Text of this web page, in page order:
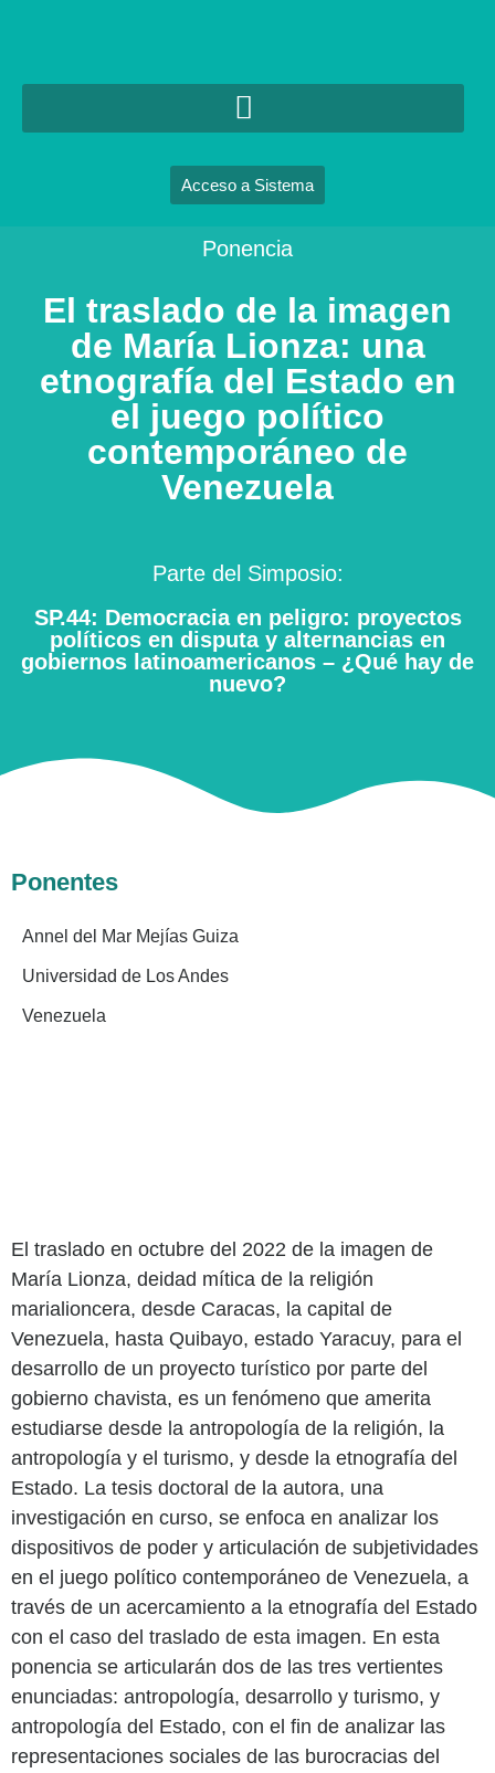
Acceso a Sistema
Ponencia
El traslado de la imagen
de María Lionza: una
etnografía del Estado en
el juego político
contemporáneo de
Venezuela
Parte del Simposio:
SP.44: Democracia en peligro: proyectos
políticos en disputa y alternancias en
gobiernos latinoamericanos – ¿Qué hay de
nuevo?
Ponentes
Annel del Mar Mejías Guiza
Universidad de Los Andes
Venezuela
El traslado en octubre del 2022 de la imagen de
María Lionza, deidad mítica de la religión
marialioncera, desde Caracas, la capital de
Venezuela, hasta Quibayo, estado Yaracuy, para el
desarrollo de un proyecto turístico por parte del
gobierno chavista, es un fenómeno que amerita
estudiarse desde la antropología de la religión, la
antropología y el turismo, y desde la etnografía del
Estado. La tesis doctoral de la autora, una
investigación en curso, se enfoca en analizar los
dispositivos de poder y articulación de subjetividades
en el juego político contemporáneo de Venezuela, a
través de un acercamiento a la etnografía del Estado
con el caso del traslado de esta imagen. En esta
ponencia se articularán dos de las tres vertientes
enunciadas: antropología, desarrollo y turismo, y
antropología del Estado, con el fin de analizar las
representaciones sociales de las burocracias del